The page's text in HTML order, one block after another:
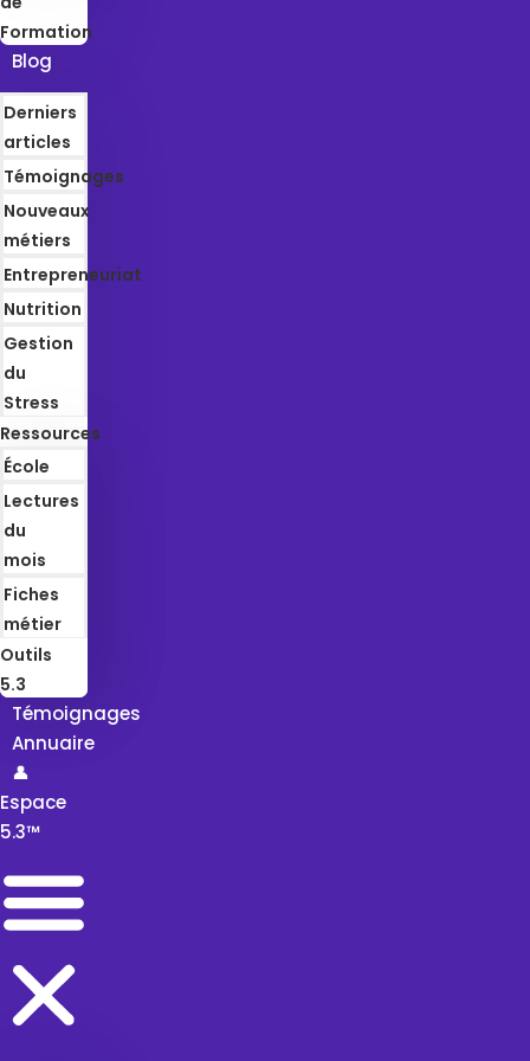
Formation
Blog
Derniers
articles
Témoignages
Nouveaux
métiers
Entrepreneuriat
Nutrition
Gestion
du
Stress
Ressources
École
Lectures
du
mois
Fiches
métier
Outils
5.3
Témoignages
Annuaire
👤
Espace
5.3™